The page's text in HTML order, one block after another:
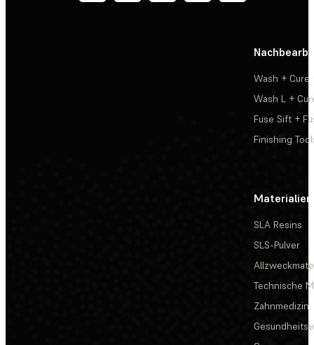
Wash + Cure
Wash L +
Fuse Sift +
Finishing
Materialien
SLA Resins
SLS-Pulver
Technische
Zahnmedizin